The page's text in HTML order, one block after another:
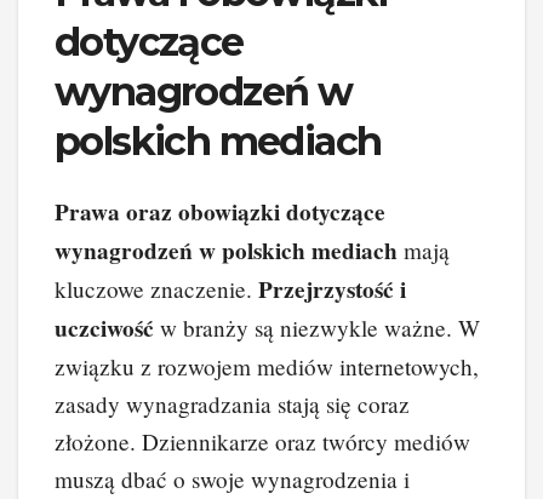
dotyczące
wynagrodzeń w
polskich mediach
Prawa oraz obowiązki dotyczące
wynagrodzeń w polskich mediach mają
kluczowe znaczenie. Przejrzystość i
uczciwość w branży są niezwykle ważne. W
związku z rozwojem mediów internetowych,
zasady wynagradzania stają się coraz
złożone. Dziennikarze oraz twórcy mediów
muszą dbać o swoje wynagrodzenia i